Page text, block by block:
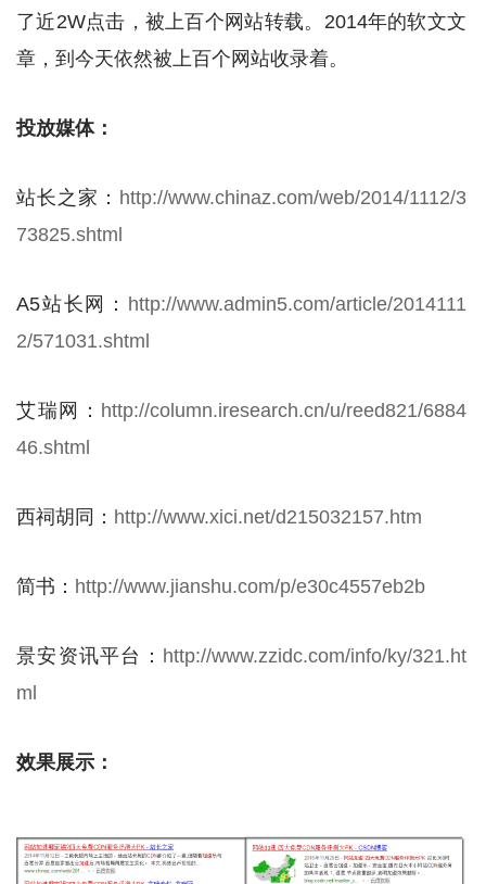
了近2W点击，被上百个网站转载。2014年的软文文
章，到今天依然被上百个网站收录着。
投放媒体：
站长之家： http://www.chinaz.com/web/2014/1112/3
73825.shtml
A5站长网： http://www.admin5.com/article/2014111
2/571031.shtml
艾瑞网： http://column.iresearch.cn/u/reed821/6884
46.shtml
西祠胡同： http://www.xici.net/d215032157.htm
简书： http://www.jianshu.com/p/e30c4557eb2b
景安资讯平台： http://www.zzidc.com/info/ky/321.ht
ml
效果展示：